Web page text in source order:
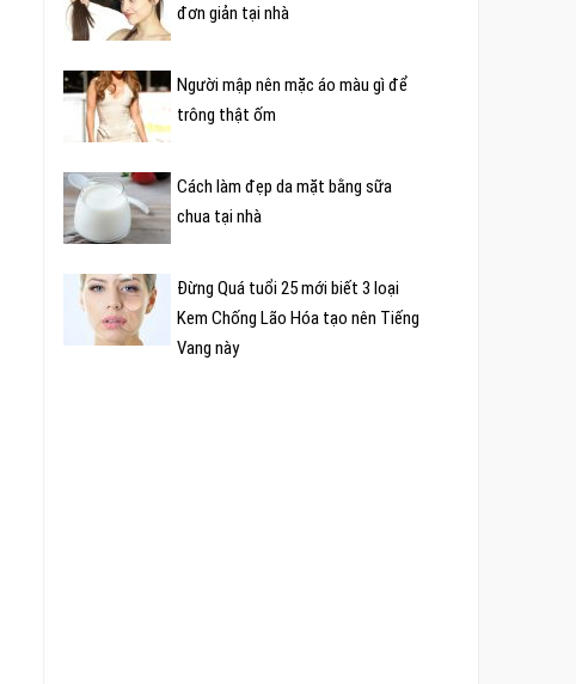
đơn giản tại nhà
Người mập nên mặc áo màu gì để
trông thật ốm
Cách làm đẹp da mặt bằng sữa
chua tại nhà
Đừng Quá tuổi 25 mới biết 3 loại
Kem Chống Lão Hóa tạo nên Tiếng
Vang này